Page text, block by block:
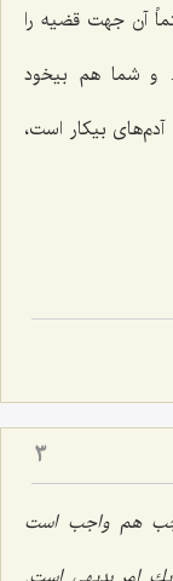
آن جهت قضیه را
و شما هم بیخود
آدم‌هاى بیكار است،
3
هم واجب است